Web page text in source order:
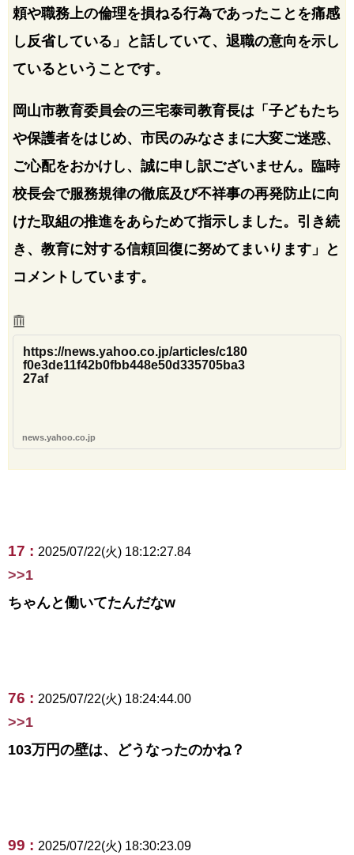
頼や職務上の倫理を損ねる行為であったことを痛感
し反省している」と話していて、退職の意向を示し
ているということです。
岡山市教育委員会の三宅泰司教育長は「子どもたち
や保護者をはじめ、市民のみなさまに大変ご迷惑、
ご心配をおかけし、誠に申し訳ございません。臨時
校長会で服務規律の徹底及び不祥事の再発防止に向
けた取組の推進をあらためて指示しました。引き続
き、教育に対する信頼回復に努めてまいります」と
コメントしています。
https://news.yahoo.co.jp/articles/c180
f0e3de11f42b0fbb448e50d335705ba3
27af
news.yahoo.co.jp
17 : 2025/07/22(火) 18:12:27.84
>>1
ちゃんと働いてたんだなw
76 : 2025/07/22(火) 18:24:44.00
>>1
103万円の壁は、どうなったのかね？
99 : 2025/07/22(火) 18:30:23.09